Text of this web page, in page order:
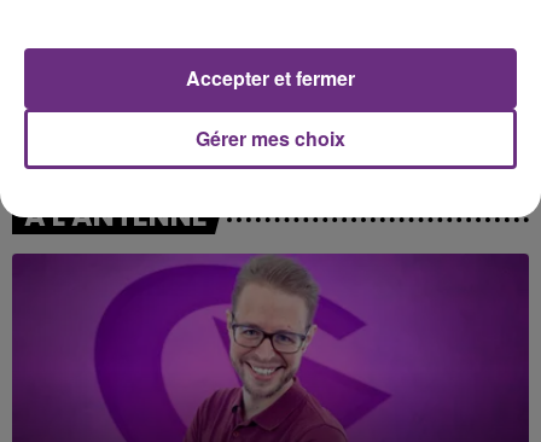
NIRVANA
Come As You Are
SHAKIRA FEAT. BURNA BOY
A L'ANTENNE
Gérer mes choix
Accepter et fermer